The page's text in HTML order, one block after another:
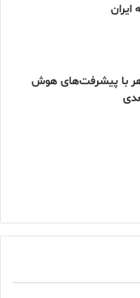
با پیشرفت‌های هوش